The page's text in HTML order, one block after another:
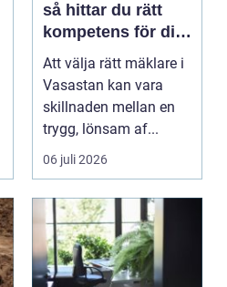
så hittar du rätt
kompetens för din
bostadsaffär
Att välja rätt mäklare i
Vasastan kan vara
skillnaden mellan en
trygg, lönsam af...
06 juli 2026